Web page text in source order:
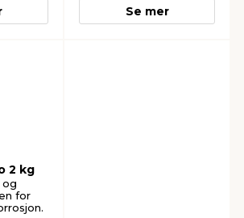
Se mer
2 kg
for